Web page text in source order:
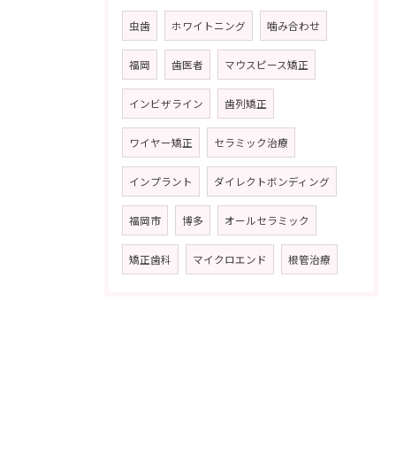
虫歯 ホワイトニング 噛み合わせ
福岡 歯医者 マウスピース矯正
インビザライン 歯列矯正
ワイヤー矯正 セラミック治療
インプラント ダイレクトボンディング
福岡市 博多 オールセラミック
矯正歯科 マイクロエンド 根管治療